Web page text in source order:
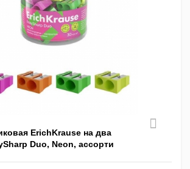
ErichKrause на два
Duo, Neon, ассорти